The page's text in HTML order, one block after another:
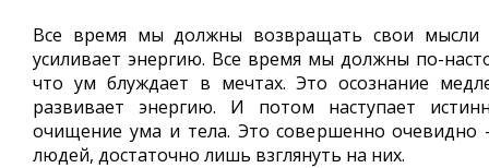
Все время мы должны возвращать свои мысли
усиливает энергию. Все время мы должны по-
что ум блуждает в мечтах. Это осознание
развивает энергию. И потом наступает
очищение ума и тела. Это совершенно
людей, достаточно лишь взглянуть на них.